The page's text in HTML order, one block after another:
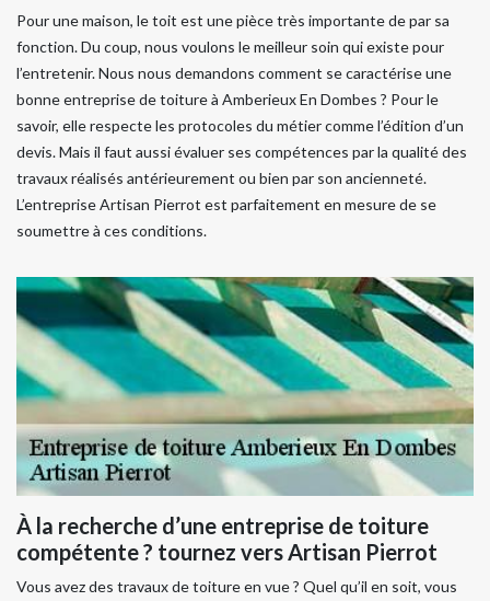
Pour une maison, le toit est une pièce très importante de par sa
fonction. Du coup, nous voulons le meilleur soin qui existe pour
l’entretenir. Nous nous demandons comment se caractérise une
bonne entreprise de toiture à Amberieux En Dombes ? Pour le
savoir, elle respecte les protocoles du métier comme l’édition d’un
devis. Mais il faut aussi évaluer ses compétences par la qualité des
travaux réalisés antérieurement ou bien par son ancienneté.
L’entreprise Artisan Pierrot est parfaitement en mesure de se
soumettre à ces conditions.
À la recherche d’une entreprise de toiture
compétente ? tournez vers Artisan Pierrot
Vous avez des travaux de toiture en vue ? Quel qu’il en soit, vous